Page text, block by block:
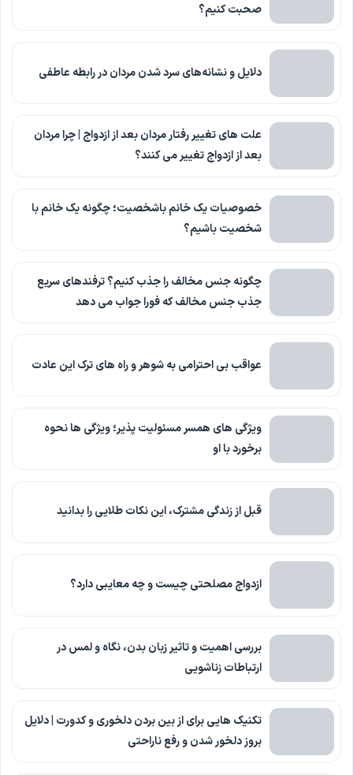
صحبت کنیم؟
دلایل و نشانه‌های سرد شدن مردان در رابطه عاطفی
علت های تغییر رفتار مردان بعد از ازدواج | چرا مردان
بعد از ازدواج تغییر می کنند؟
خصوصیات یک خانم باشخصیت؛ چگونه یک خانم با
شخصیت باشیم؟
چگونه جنس مخالف را جذب کنیم؟ ترفندهای سریع
جذب جنس مخالف که فورا جواب می دهد
عواقب بی احترامی به شوهر و راه های ترک این عادت
ویژگی های همسر مسئولیت پذیر؛ ویژگی ها نحوه
برخورد با او
قبل از زندگی مشترک، این نکات طلایی را بدانید
ازدواج مصلحتی چیست و چه معایبی دارد؟
بررسی اهمیت و تاثیر زبان بدن، نگاه و لمس در
ارتباطات زناشویی
تکنیک هایی برای از بین بردن دلخوری و کدورت | دلایل
بروز دلخور شدن و رفع ناراحتی